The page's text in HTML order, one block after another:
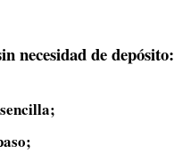
necesidad de depósito: